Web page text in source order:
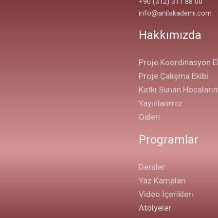
info@anilakademi.com
Hakkımızda
Proje Koordinasyon
Proje Çalışma Ekibi
Katkı Sunan
Yayınlarımız
Galeri
Programlar
Dersler
Yaz Kampları
Video İçerikleri
Atölyeler